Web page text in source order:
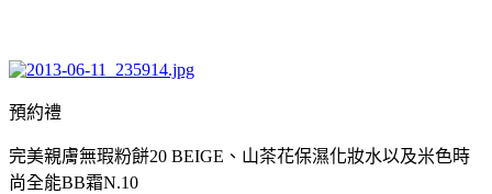
預約禮
完美親膚無瑕粉餅20 BEIGE、山茶花保濕化妝水以及米色時
尚全能BB霜N.10